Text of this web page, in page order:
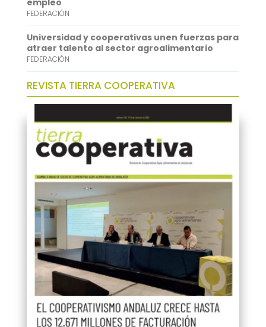
empleo
FEDERACIÓN
Universidad y cooperativas unen fuerzas para
atraer talento al sector agroalimentario
FEDERACIÓN
REVISTA TIERRA COOPERATIVA